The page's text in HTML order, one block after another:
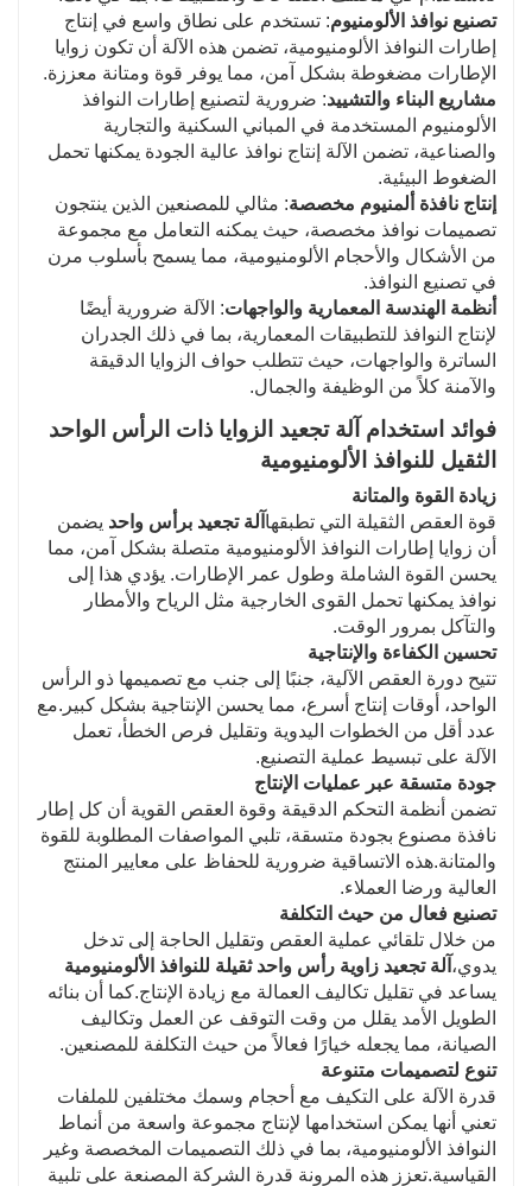
تصنيع نوافذ الألومنيوم: تستخدم على نطاق واسع في إنتاج
إطارات النوافذ الألومنيومية، تضمن هذه الآلة أن تكون زوايا
الإطارات مضغوطة بشكل آمن، مما يوفر قوة ومتانة معززة.
مشاريع البناء والتشييد: ضرورية لتصنيع إطارات النوافذ
الألومنيوم المستخدمة في المباني السكنية والتجارية
والصناعية، تضمن الآلة إنتاج نوافذ عالية الجودة يمكنها تحمل
الضغوط البيئية.
إنتاج نافذة ألمنيوم مخصصة: مثالي للمصنعين الذين ينتجون
تصميمات نوافذ مخصصة، حيث يمكنه التعامل مع مجموعة
من الأشكال والأحجام الألومنيومية، مما يسمح بأسلوب مرن
في تصنيع النوافذ.
أنظمة الهندسة المعمارية والواجهات: الآلة ضرورية أيضًا
لإنتاج النوافذ للتطبيقات المعمارية، بما في ذلك الجدران
الساترة والواجهات، حيث تتطلب حواف الزوايا الدقيقة
والآمنة كلاً من الوظيفة والجمال.
فوائد استخدام آلة تجعيد الزوايا ذات الرأس الواحد
الثقيل للنوافذ الألومنيومية
زيادة القوة والمتانة
قوة العقص الثقيلة التي تطبقها آلة تجعيد برأس واحد يضمن
أن زوايا إطارات النوافذ الألومنيومية متصلة بشكل آمن، مما
يحسن القوة الشاملة وطول عمر الإطارات. يؤدي هذا إلى
نوافذ يمكنها تحمل القوى الخارجية مثل الرياح والأمطار
والتآكل بمرور الوقت.
تحسين الكفاءة والإنتاجية
تتيح دورة العقص الآلية، جنبًا إلى جنب مع تصميمها ذو الرأس
الواحد، أوقات إنتاج أسرع، مما يحسن الإنتاجية بشكل كبير.مع
عدد أقل من الخطوات اليدوية وتقليل فرص الخطأ، تعمل
الآلة على تبسيط عملية التصنيع.
جودة متسقة عبر عمليات الإنتاج
تضمن أنظمة التحكم الدقيقة وقوة العقص القوية أن كل إطار
نافذة مصنوع بجودة متسقة، تلبي المواصفات المطلوبة للقوة
والمتانة.هذه الاتساقية ضرورية للحفاظ على معايير المنتج
العالية ورضا العملاء.
تصنيع فعال من حيث التكلفة
من خلال تلقائي عملية العقص وتقليل الحاجة إلى تدخل
يدوي، آلة تجعيد زاوية رأس واحد ثقيلة للنوافذ الألومنيومية
يساعد في تقليل تكاليف العمالة مع زيادة الإنتاج.كما أن بنائه
الطويل الأمد يقلل من وقت التوقف عن العمل وتكاليف
الصيانة، مما يجعله خيارًا فعالاً من حيث التكلفة للمصنعين.
تنوع لتصميمات متنوعة
قدرة الآلة على التكيف مع أحجام وسمك مختلفين للملفات
تعني أنها يمكن استخدامها لإنتاج مجموعة واسعة من أنماط
النوافذ الألومنيومية، بما في ذلك التصميمات المخصصة وغير
القياسية.تعزز هذه المرونة قدرة الشركة المصنعة على تلبية